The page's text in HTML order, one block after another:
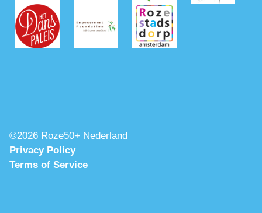
©2026 Roze50+ Nederland
Privacy Policy
Terms of Service